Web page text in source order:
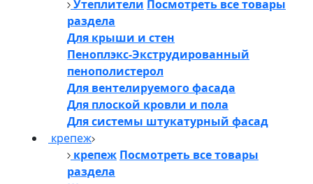
Утеплители Посмотреть все товары
раздела
Для крыши и стен
Пеноплэкс-Экструдированный
пенополистерол
Для вентелируемого фасада
Для плоской кровли и пола
Для системы штукатурный фасад
крепеж
крепеж Посмотреть все товары
раздела